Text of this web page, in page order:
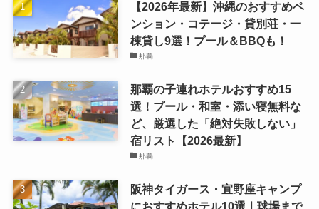
【2026年最新】沖縄のおすすめペ
ンション・コテージ・貸別荘・一
棟貸し9選！プール＆BBQも！
那覇
那覇の子連れホテルおすすめ15
選！プール・和室・添い寝無料な
ど、厳選した「絶対失敗しない」
宿リスト【2026最新】
那覇
阪神タイガース・宜野座キャンプ